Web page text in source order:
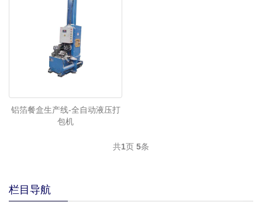
铝箔餐盒生产线-全自动液压打
包机
共1页 5条
栏目导航